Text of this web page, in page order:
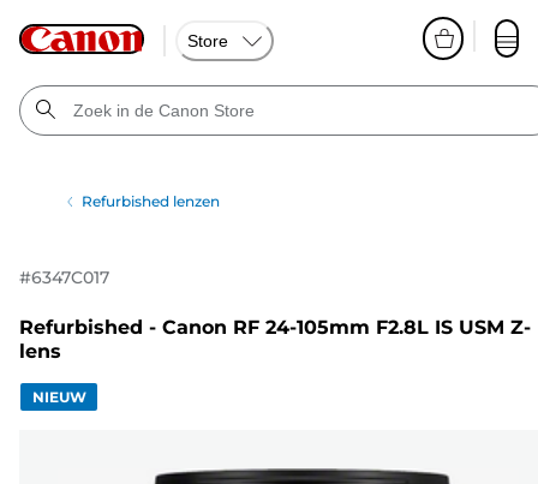
Store
Refurbished lenzen
#6347C017
Refurbished - Canon RF 24-105mm F2.8L IS USM Z-
lens
NIEUW